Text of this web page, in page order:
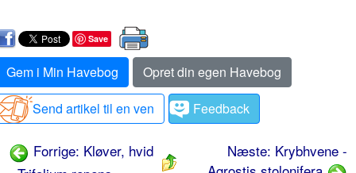
Save
Gem i Min Havebog
Opret din egen Havebog
Send artikel til en ven
Feedback
Forrige: Kløver, hvid
Næste: Krybhvene -